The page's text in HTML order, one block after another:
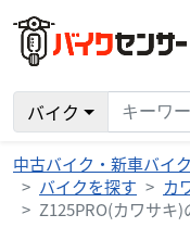
バイク
中古バイク・新車バイ
バイクを探す
カ
Z125PRO(カワサキ